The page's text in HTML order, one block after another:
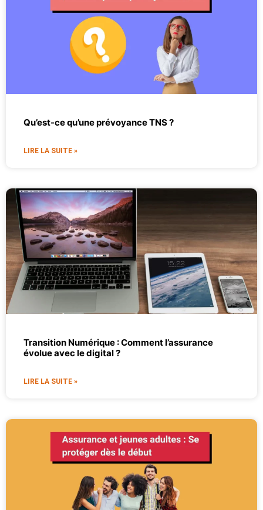
Qu’est-ce qu’une prévoyance TNS ?
LIRE LA SUITE »
Transition Numérique : Comment l’assurance
évolue avec le digital ?
LIRE LA SUITE »